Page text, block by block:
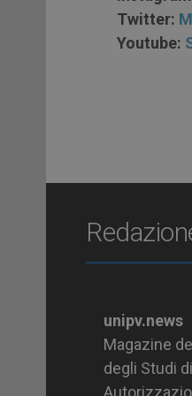
Twitter:
Youtube:
unipv.news
Magazine
degli Studi